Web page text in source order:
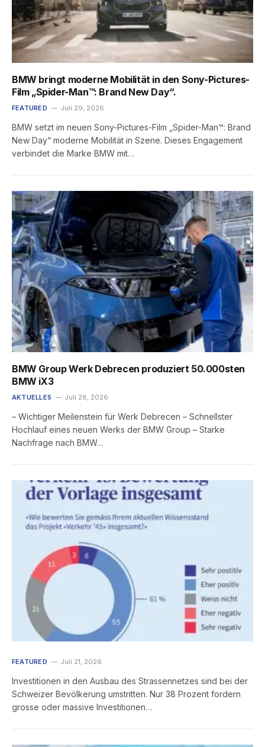
BMW bringt moderne Mobilität in den Sony-Pictures-
Film „Spider-Man™: Brand New Day“.
FEATURED Juli 29, 2026
BMW setzt im neuen Sony-Pictures-Film „Spider-Man™: Brand
New Day“ moderne Mobilität in Szene. Dieses Engagement
verbindet die Marke BMW mit…
BMW Group Werk Debrecen produziert 50.000sten
BMW iX3
AKTUELLES Juli 28, 2026
– Wichtiger Meilenstein für Werk Debrecen – Schnellster
Hochlauf eines neuen Werks der BMW Group – Starke
Nachfrage nach BMW…
FEATURED Juli 21, 2026
Investitionen in den Ausbau des Strassennetzes sind bei der
Schweizer Bevölkerung umstritten. Nur 38 Prozent fordern
grosse oder massive Investitionen…